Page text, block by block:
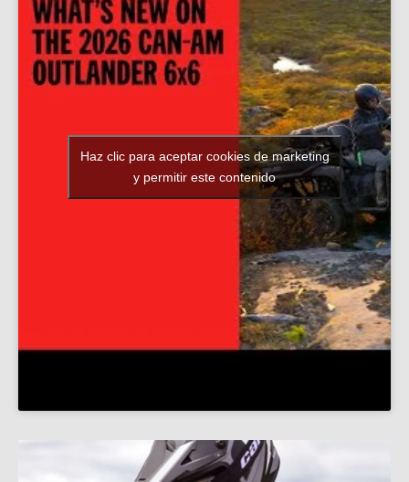
Haz clic para aceptar cookies de marketing
y permitir este contenido